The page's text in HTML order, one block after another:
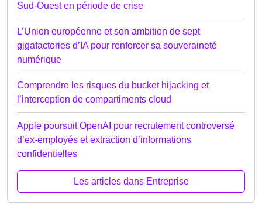
Sud-Ouest en période de crise
L’Union européenne et son ambition de sept
gigafactories d’IA pour renforcer sa souveraineté
numérique
Comprendre les risques du bucket hijacking et
l’interception de compartiments cloud
Apple poursuit OpenAI pour recrutement controversé
d’ex-employés et extraction d’informations
confidentielles
Les articles dans Entreprise